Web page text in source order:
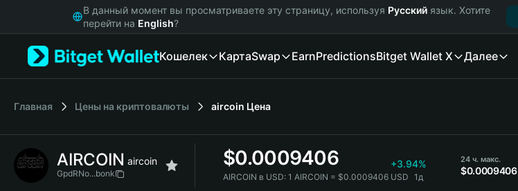
Русский
Italiano
简体中文
В данный момент вы просматриваете эту страницу, используя Русский язык. Хотите
перейти на English?
Кошелек КартаSwap EarnPredictionsBitget Wallet X Далее
Главная Цены на криптовалюты aircoin Цена
AIRCOIN aircoin
GpdRNo...bonk
$0.0009406 +3.94%
AIRCOIN в USD: 1 AIRCOIN = $0.0009406 USD 1д
24 ч. макс.
$0.0009406